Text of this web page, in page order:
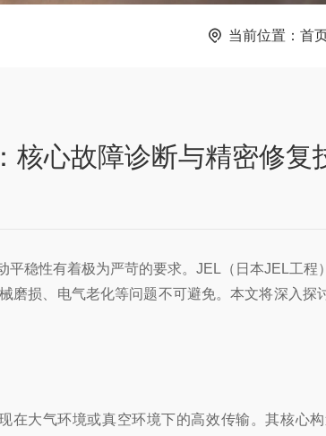
当前位置： 首
核心故障诊断与精密修复
稳性有着极为严苛的要求。JEL（日本JEL工
磨损、电气老化等问题不可避免。本文将深入
大气环境或真空环境下的高效传输。其核心